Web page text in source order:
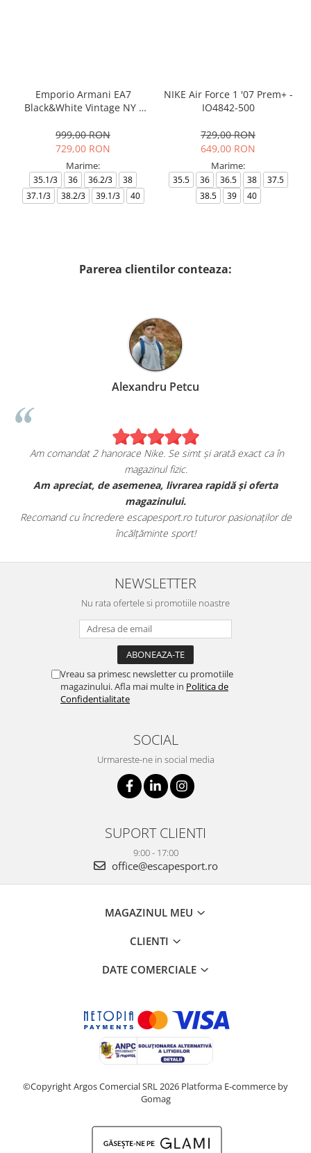
Emporio Armani EA7
Black&White Vintage NY -
999,00 RON
729,00 RON
Marime:
35.1/3 36 36.2/3
38
37.1/3
38.2/3 39.1/3 40
NIKE Air Force 1 '07 Prem+ -
IO4842-500
729,00 RON
649,00 RON
Marime:
35.5 36 36.5 38
37.5
38.5
39 40
Parerea clientilor conteaza:
Alexandru Petcu
Am comandat 2 hanorace Nike. Se simt și arată exact ca în
magazinul fizic.
Am apreciat, de asemenea, livrarea rapidă și oferta
magazinului.
Recomand cu încredere escapesport.ro tuturor pasionaților de
încălțăminte sport!
NEWSLETTER
Nu rata ofertele si promotiile noastre
Vreau sa primesc newsletter cu promotiile
magazinului. Afla mai multe in Politica de
Confidentialitate
SOCIAL
Urmareste-ne in social media
SUPORT CLIENTI
9:00 - 17:00
office@escapesport.ro
MAGAZINUL MEU
CLIENTI
DATE COMERCIALE
©Copyright Argos Comercial SRL 2026 Platforma E-commerce by
Gomag